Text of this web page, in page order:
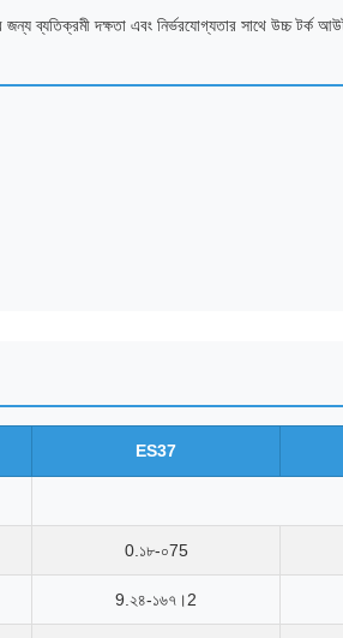
জন্য ব্যতিক্রমী দক্ষতা এবং নির্ভরযোগ্যতার সাথে উচ্চ
ES37
0.১৮-০75
9.২৪-১৬৭।2